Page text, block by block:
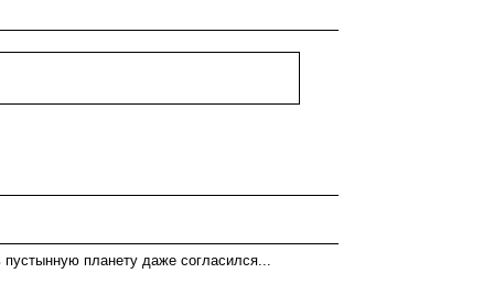
планету даже согласился...